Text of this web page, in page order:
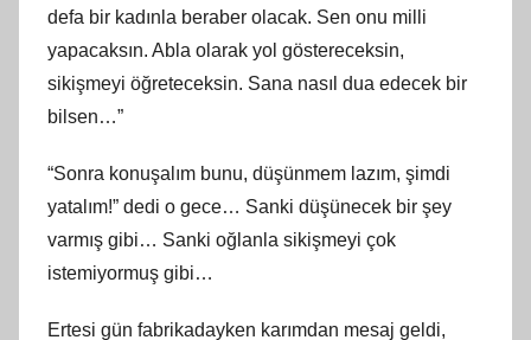
defa bir kadınla beraber olacak. Sen onu milli
yapacaksın. Abla olarak yol göstereceksin,
sikişmeyi öğreteceksin. Sana nasıl dua edecek bir
bilsen…”
“Sonra konuşalım bunu, düşünmem lazım, şimdi
yatalım!” dedi o gece… Sanki düşünecek bir şey
varmış gibi… Sanki oğlanla sikişmeyi çok
istemiyormuş gibi…
Ertesi gün fabrikadayken karımdan mesaj geldi,